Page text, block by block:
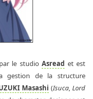
le studio Asread et est
gestion de la structure
Masashi (Isuca,Lord